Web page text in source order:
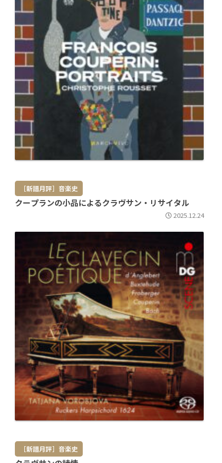
［新譜月評］音楽史
クープランの小品によるクラヴサン・リサイタル
2025.12.24
［新譜月評］音楽史